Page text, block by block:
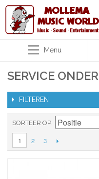
Menu
SERVICE
FILTEREN
SORTEER OP
1 2 3